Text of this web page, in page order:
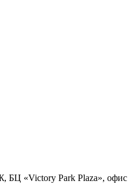
БЦ «Victory Park Plaza», офис